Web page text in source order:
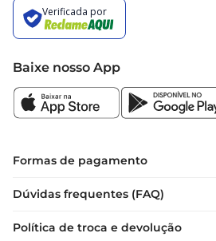
Baixe nosso App
Formas de pagamento
Dúvidas frequentes (FAQ)
Política de troca e devolução